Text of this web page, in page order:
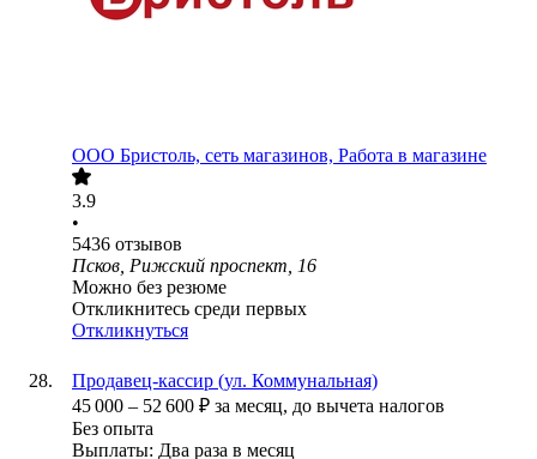
ООО Бристоль, сеть магазинов, Работа в магазине
3.9
•
5436 отзывов
Псков, Рижский проспект, 16
Можно без резюме
Откликнитесь среди первых
Откликнуться
Продавец-кассир (ул. Коммунальная)
45 000 – 52 600 ₽ за месяц, до вычета налогов
Без опыта
Выплаты: Два раза в месяц